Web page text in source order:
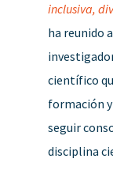
inclusiva,
ha reunido
científico
formación
seguir
disciplina